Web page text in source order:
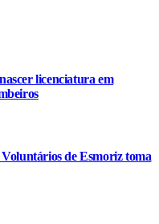
licenciatura em
de Esmoriz toma